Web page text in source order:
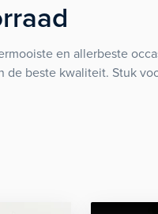
en allerbeste
beste kwaliteit. Stuk